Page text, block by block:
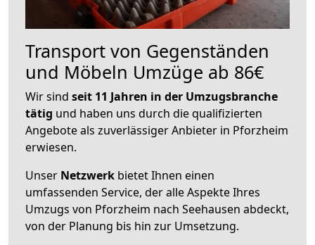
Transport von Gegenständen
und Möbeln Umzüge ab 86€
Wir sind seit 11 Jahren in der Umzugsbranche
tätig und haben uns durch die qualifizierten
Angebote als zuverlässiger Anbieter in Pforzheim
erwiesen.
Unser Netzwerk bietet Ihnen einen
umfassenden Service, der alle Aspekte Ihres
Umzugs von Pforzheim nach Seehausen abdeckt,
von der Planung bis hin zur Umsetzung.